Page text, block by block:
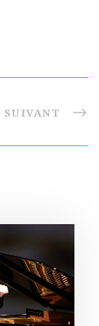
SUIVANT